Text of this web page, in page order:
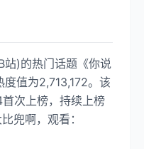
站)的热门话题《你说
值为2,713,172。该
次上榜，持续上榜
兜啊，观看：